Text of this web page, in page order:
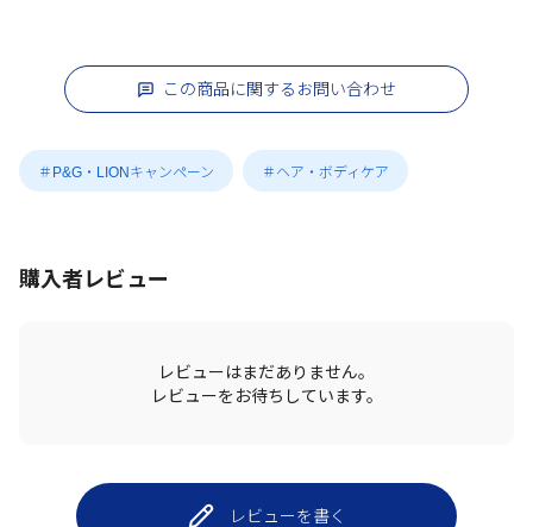
この商品に関するお問い合わせ
＃P&G・LIONキャンペーン ＃ヘア・ボディケア
購入者レビュー
レビューはまだありません。
レビューをお待ちしています。
レビューを書く